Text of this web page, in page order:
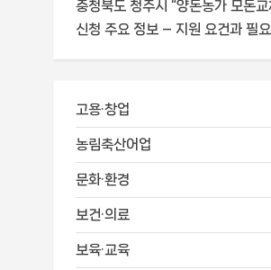
충청북도 청주시 “양돈농가 모돈교
신청 주요 정보 – 지원 요건과 필
고용·창업
농림축산어업
문화·환경
보건·의료
보육·교육